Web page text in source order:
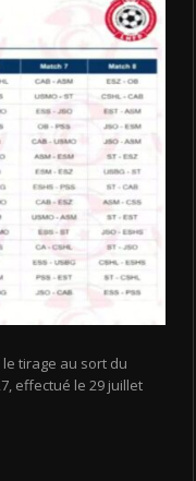
tirage au sort du
effectué le 29 juillet